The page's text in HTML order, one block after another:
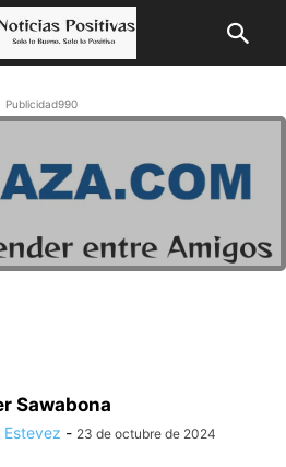
Publicidad990
Sawabona
Estevez - 23 de octubre de 2024